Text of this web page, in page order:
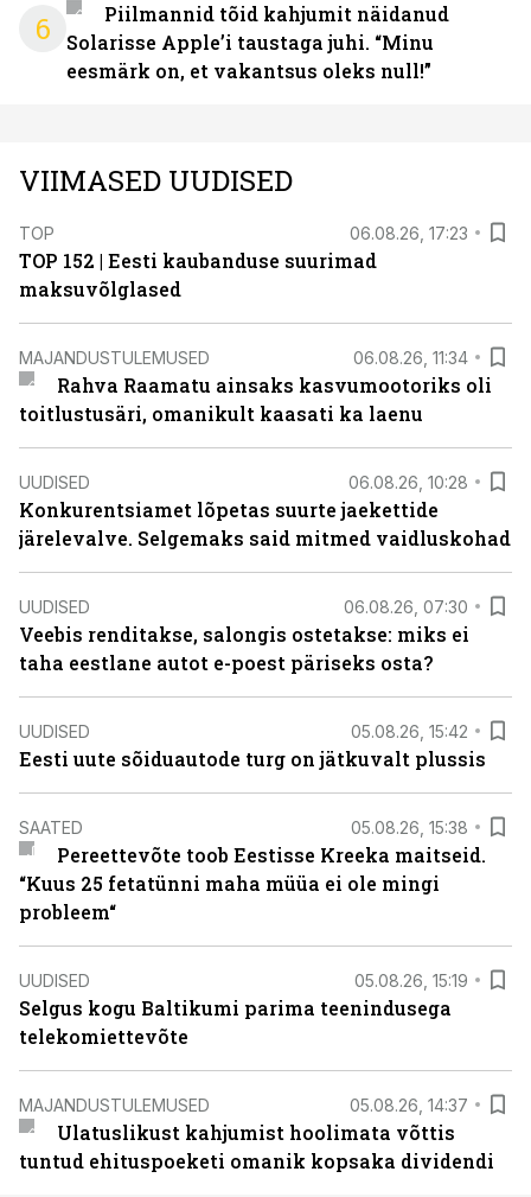
6
Piilmannid tõid kahjumit näidanud
Solarisse Apple’i taustaga juhi. “Minu
eesmärk on, et vakantsus oleks null!”
VIIMASED UUDISED
TOP 06.08.26, 17:23
TOP 152 | Eesti kaubanduse suurimad
maksuvõlglased
MAJANDUSTULEMUSED 06.08.26, 11:34
Rahva Raamatu ainsaks kasvumootoriks oli
toitlustusäri, omanikult kaasati ka laenu
UUDISED 06.08.26, 10:28
Konkurentsiamet lõpetas suurte jaekettide
järelevalve. Selgemaks said mitmed vaidluskohad
UUDISED 06.08.26, 07:30
Veebis renditakse, salongis ostetakse: miks ei
taha eestlane autot e-poest päriseks osta?
UUDISED 05.08.26, 15:42
Eesti uute sõiduautode turg on jätkuvalt plussis
SAATED 05.08.26, 15:38
Pereettevõte toob Eestisse Kreeka maitseid.
“Kuus 25 fetatünni maha müüa ei ole mingi
probleem“
UUDISED 05.08.26, 15:19
Selgus kogu Baltikumi parima teenindusega
telekomiettevõte
MAJANDUSTULEMUSED 05.08.26, 14:37
Ulatuslikust kahjumist hoolimata võttis
tuntud ehituspoeketi omanik kopsaka dividendi